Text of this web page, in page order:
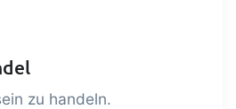
zu handeln.